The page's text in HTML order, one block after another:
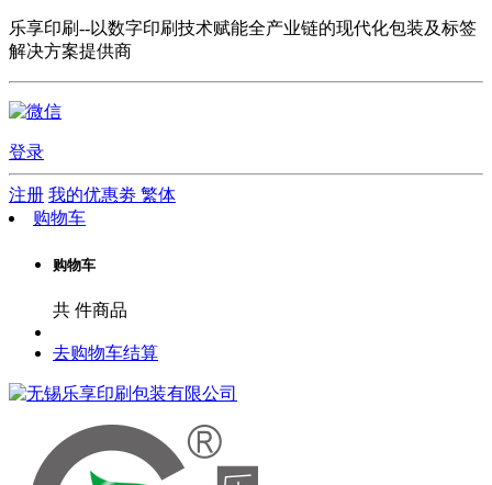
乐享印刷--以数字印刷技术赋能全产业链的现代化包装及标签
解决方案提供商
登录
注册 我的优惠劵 繁体
购物车
购物车
共 件商品
去购物车结算